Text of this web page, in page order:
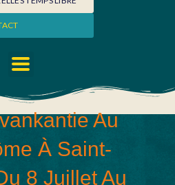
Au
À Saint-
8 Juillet Au